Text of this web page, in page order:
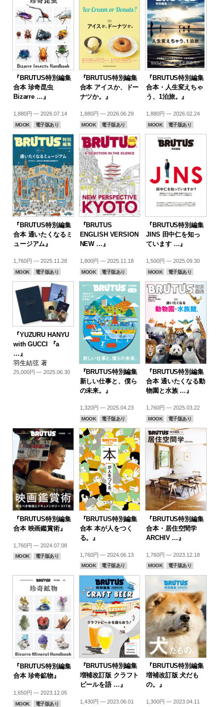
『BRUTUS特別編集
合本 珍奇昆虫
Bizarre …』
1,880円 — 2026.07.14
MOOK 電子版あり
『BRUTUS特別編集
合本 アイスか、ドー
ナツか。』
1,880円 — 2026.06.29
MOOK 電子版あり
『BRUTUS特別編集
合本・人生変えちゃ
う、1泊旅。』
1,880円 — 2026.02.24
MOOK 電子版あり
『BRUTUS特別編集
合本 通いたくなるミ
ュージアム』
1,760円 — 2025.11.28
MOOK 電子版あり
『BRUTUS
ENGLISH VERSION
NEW …』
1,800円 — 2025.11.18
MOOK 電子版あり
『BRUTUS特別編集
JINS 田中仁を知っ
ています …』
1,500円 — 2025.09.30
MOOK 電子版あり
『YUZURU HANYU
with GUCCI 『a
…』
羽生結弦 著
25,000円 — 2025.06.30
『BRUTUS特別編集
新しい仕事と、僕ら
の未来。』
1,320円 — 2025.04.23
MOOK 電子版あり
『BRUTUS特別編集
合本 通いたくなる動
物園と水族 …』
1,760円 — 2025.03.22
MOOK 電子版あり
『BRUTUS特別編集
合本 映画鑑賞術』
1,760円 — 2024.07.08
MOOK 電子版あり
『BRUTUS特別編集
合本 本が人をつく
る。』
1,760円 — 2024.06.13
MOOK 電子版あり
『BRUTUS特別編集
合本・居住空間学
ARCHIV …』
1,760円 — 2023.12.18
MOOK 電子版あり
『BRUTUS特別編集
合本 珍奇鉱物』
1,650円 — 2023.12.05
MOOK 電子版あり
『BRUTUS特別編集
増補改訂版 クラフト
ビールを語 …』
1,430円 — 2023.06.01
『BRUTUS特別編集
増補改訂版 犬だも
の。』
1,300円 — 2023.04.11